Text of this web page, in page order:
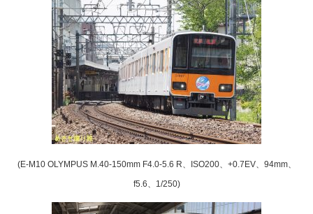
(E-M10 OLYMPUS M.40-150mm F4.0-5.6 R、ISO200、+0.7EV、94mm、
f5.6、1/250)